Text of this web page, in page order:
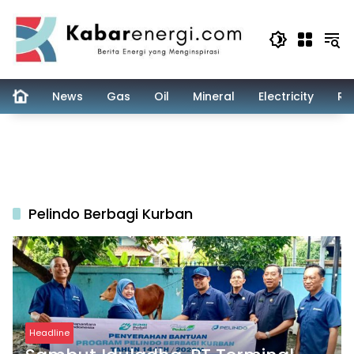
content
News Gas Oil Mineral Electricity
Pelindo Berbagi Kurban
Headline